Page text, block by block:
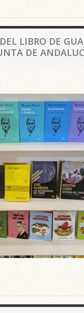
LIBRO DE
DE